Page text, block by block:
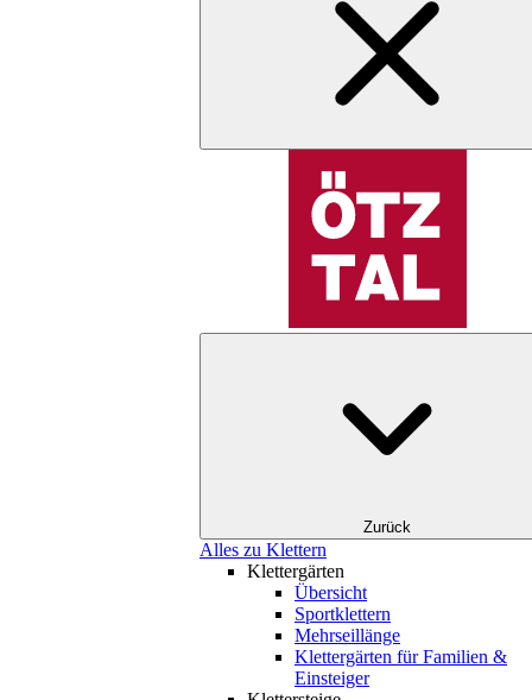
Zurück
Alles zu Klettern
Klettergärten
Übersicht
Sportklettern
Mehrseillänge
Klettergärten für Familien &
Einsteiger